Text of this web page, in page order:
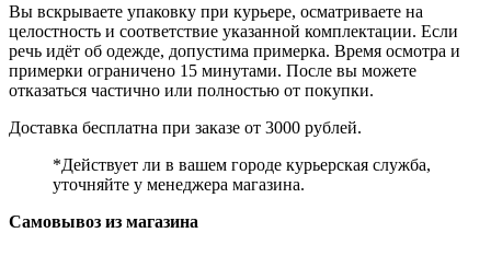
Вы вскрываете упаковку при курьере, осматриваете на
целостность и соответствие указанной комплектации. Если
речь идёт об одежде, допустима примерка. Время осмотра и
примерки ограничено 15 минутами. После вы можете
отказаться частично или полностью от покупки.
Доставка бесплатна при заказе от 3000 рублей.
*Действует ли в вашем городе курьерская служба,
уточняйте у менеджера магазина.
Самовывоз из магазина